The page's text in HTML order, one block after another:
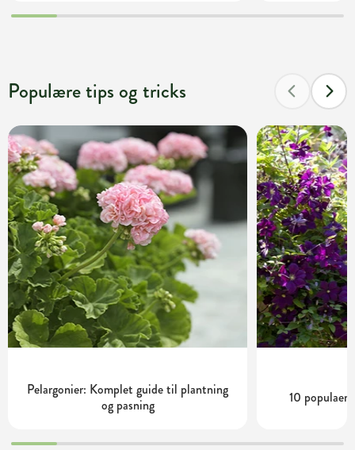
Populære tips og tricks
Pelargonier: Komplet guide til plantning
og pasning
10